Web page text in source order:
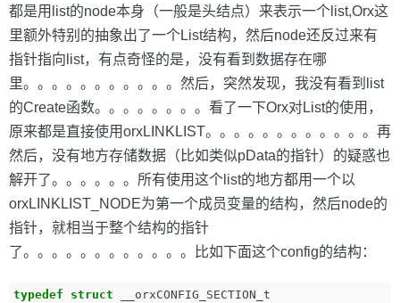
都是用list的node本身（一般是头结点）来表示一个list,Orx这
里额外特别的抽象出了一个List结构，然后node还反过来有
指针指向list，有点奇怪的是，没有看到数据存在哪
里。。。。。。。。。。。然后，突然发现，我没有看到list
的Create函数。。。。。。。。看了一下Orx对List的使用，
原来都是直接使用orxLINKLIST。。。。。。。。。。。。再
然后，没有地方存储数据（比如类似pData的指针）的疑惑也
解开了。。。。。。所有使用这个list的地方都用一个以
orxLINKLIST_NODE为第一个成员变量的结构，然后node的
指针，就相当于整个结构的指针
了。。。。。。。。。。。。比如下面这个config的结构：
typedef struct
__orxCONFIG_SECTION_t